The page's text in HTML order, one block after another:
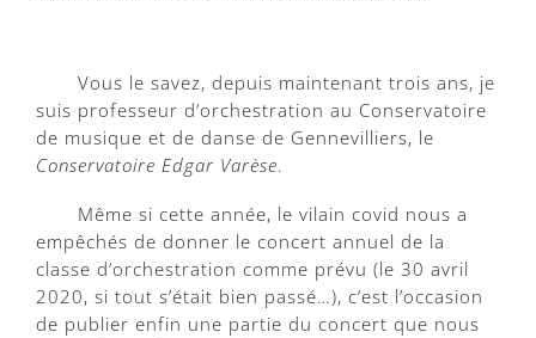
Vous le savez, depuis maintenant trois ans, je
suis professeur d’orchestration au Conservatoire
de musique et de danse de Gennevilliers, le
Conservatoire Edgar Varèse.
Même si cette année, le vilain covid nous a
empêchés de donner le concert annuel de la
classe d’orchestration comme prévu (le 30 avril
2020, si tout s’était bien passé…), c’est l’occasion
de publier enfin une partie du concert que nous